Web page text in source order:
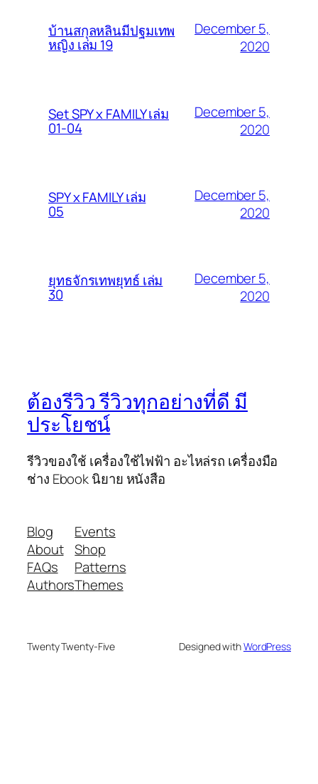
บ้านสกุลหลินมีปฐมเทพ
หญิง เล่ม 19
December 5,
2020
Set SPY x FAMILY เล่ม
01-04
December 5,
2020
SPY x FAMILY เล่ม
05
December 5,
2020
ยุทธจักรเทพยุทธ์ เล่ม
30
December 5,
2020
ต้องรีวิว รีวิวทุกอย่างที่ดี มี
ประโยชน์
รีวิวของใช้ เครื่องใช้ไฟฟ้า อะไหล่รถ เครื่องมือ
ช่าง Ebook นิยาย หนังสือ
Blog
About
FAQs
Authors
Events
Shop
Patterns
Themes
Twenty Twenty-Five Designed withWordPress